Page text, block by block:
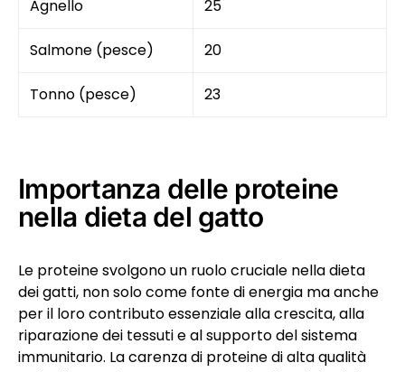
Agnello 25
Salmone (pesce) 20
Tonno (pesce) 23
Importanza delle proteine
nella dieta del gatto
Le proteine svolgono un ruolo cruciale nella dieta
dei gatti, non solo come fonte di energia ma anche
per il loro contributo essenziale alla crescita, alla
riparazione dei tessuti e al supporto del sistema
immunitario. La carenza di proteine di alta qualità